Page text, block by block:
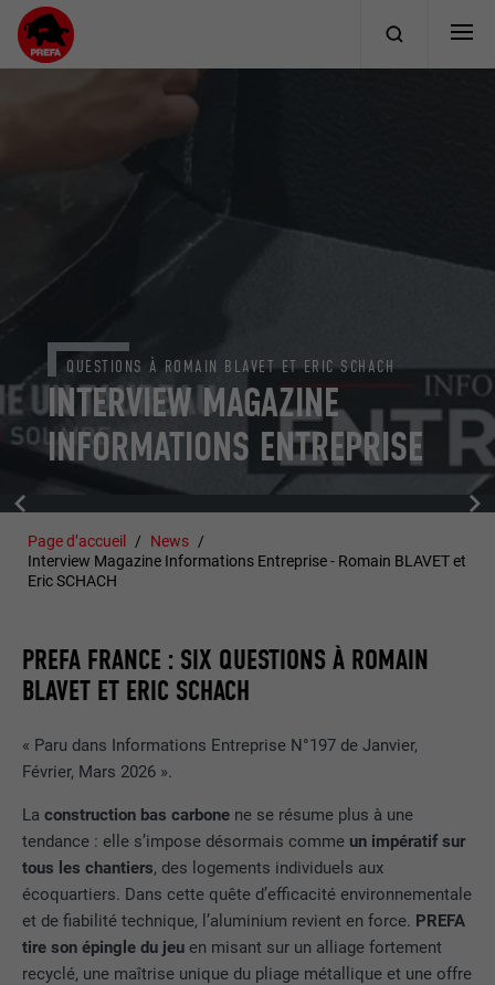
INTERVIEW MAGAZINE
INFORMATIONS ENTREPRISE
QUESTIONS À ROMAIN BLAVET ET ERIC SCHACH
Page d’accueil
News
Interview Magazine Informations Entreprise - Romain BLAVET et
Eric SCHACH
PREFA FRANCE : SIX QUESTIONS À ROMAIN
BLAVET ET ERIC SCHACH
« Paru dans Informations Entreprise N°197 de Janvier,
Février, Mars 2026 ».
Laconstruction bas carbone ne se résume plus à une
tendance : elle s’impose désormais comme un impératif sur
tous les chantiers, des logements individuels aux
écoquartiers. Dans cette quête d’efficacité environnementale
et de fiabilité technique, l’aluminium revient en force. PREFA
tire son épingle du jeu en misant sur un alliage fortement
recyclé, une maîtrise unique du pliage métallique et une offre